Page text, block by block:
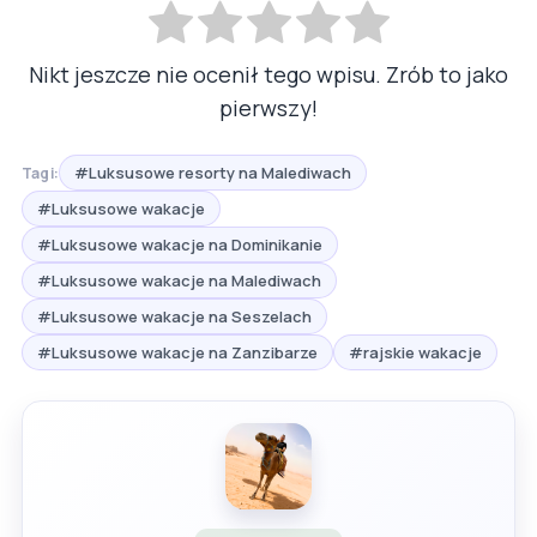
Nikt jeszcze nie ocenił tego wpisu. Zrób to jako
pierwszy!
Tagi:
#Luksusowe resorty na Malediwach
#Luksusowe wakacje
#Luksusowe wakacje na Dominikanie
#Luksusowe wakacje na Malediwach
#Luksusowe wakacje na Seszelach
#Luksusowe wakacje na Zanzibarze
#rajskie wakacje